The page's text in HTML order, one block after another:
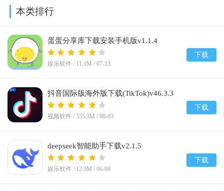
本类排行
蛋蛋分享库下载安装手机版v1.1.4
娱乐软件 / 11.1M / 07-13
下载
抖音国际版海外版下载(TikTok)v46.3.3
视频软件 / 555.3M / 08-03
下载
deepseek智能助手下载v2.1.5
娱乐软件 / 12.3M / 06-08
下载